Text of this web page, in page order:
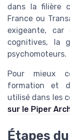
dans la filière
France ou
exigeante,
cognitives, la
psychomoteurs.
Pour mieux
formation et
utilisé dans les
sur le Piper
Étapes